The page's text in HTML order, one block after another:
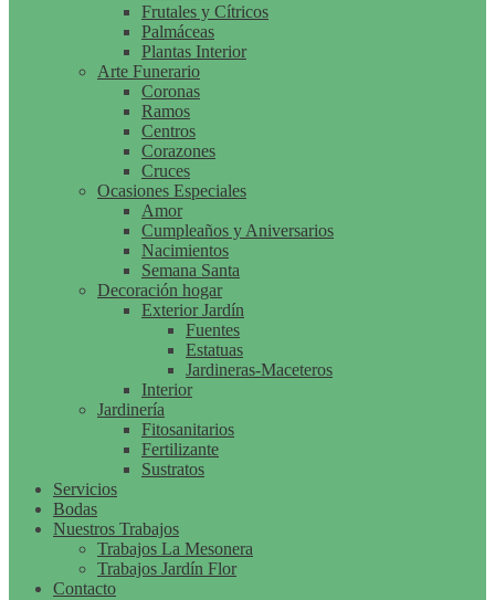
Frutales y Cítricos
Palmáceas
Plantas Interior
Arte Funerario
Coronas
Ramos
Centros
Corazones
Cruces
Ocasiones Especiales
Amor
Cumpleaños y Aniversarios
Nacimientos
Semana Santa
Decoración hogar
Exterior Jardín
Fuentes
Estatuas
Jardineras-Maceteros
Interior
Jardinería
Fitosanitarios
Fertilizante
Sustratos
Servicios
Bodas
Nuestros Trabajos
Trabajos La Mesonera
Trabajos Jardín Flor
Contacto